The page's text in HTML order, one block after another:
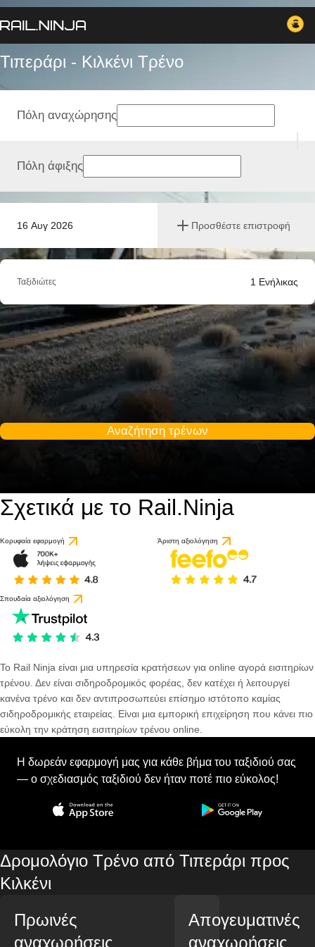
Τιπεράρι - Κιλκένι Tρένο
16 Αυγ 2026 Προσθέστε επιστροφή
Πόλη αναχώρησης
Πόλη άφιξης
Ταξιδιώτες 1 Ενήλικας
Αναζήτηση τρένων
Σχετικά με το Rail.Ninja
Κορυφαία εφαρμογή Άριστη αξιολόγηση
Σπουδαία αξιολόγηση
Το Rail Ninja είναι μια υπηρεσία κρατήσεων για online αγορά εισιτηρίων
τρένου. Δεν είναι σιδηροδρομικός φορέας, δεν κατέχει ή λειτουργεί
κανένα τρένο και δεν αντιπροσωπεύει επίσημο ιστότοπο καμίας
σιδηροδρομικής εταιρείας. Είναι μια εμπορική επιχείρηση που κάνει πιο
εύκολη την κράτηση εισιτηρίων τρένου online.
Η δωρεάν εφαρμογή μας για κάθε βήμα του ταξιδιού σας
— ο σχεδιασμός ταξιδιού δεν ήταν ποτέ πιο εύκολος!
Δρομολόγιο Τρένο από Τιπεράρι προς
Κιλκένι
Πρωινές
αναχωρήσεις
Απογευματινές
αναχωρήσεις